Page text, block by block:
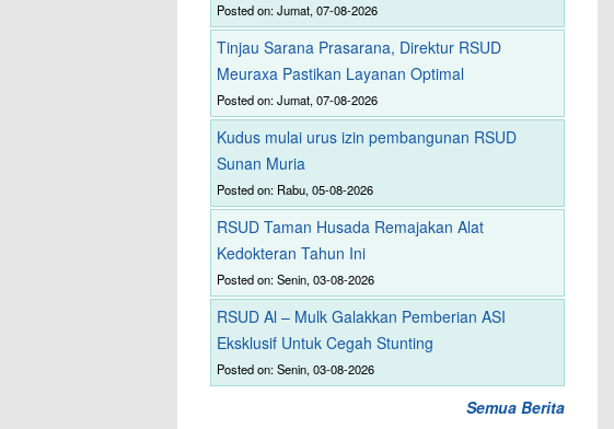
Posted on: Jumat, 07-08-2026
Tinjau Sarana Prasarana, Direktur RSUD
Meuraxa Pastikan Layanan Optimal
Posted on: Jumat, 07-08-2026
Kudus mulai urus izin pembangunan RSUD
Sunan Muria
Posted on: Rabu, 05-08-2026
RSUD Taman Husada Remajakan Alat
Kedokteran Tahun Ini
Posted on: Senin, 03-08-2026
RSUD Al – Mulk Galakkan Pemberian ASI
Eksklusif Untuk Cegah Stunting
Posted on: Senin, 03-08-2026
Semua Berita